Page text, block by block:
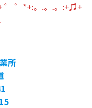
゜ ゜*+:。.。.。:+♫+
所